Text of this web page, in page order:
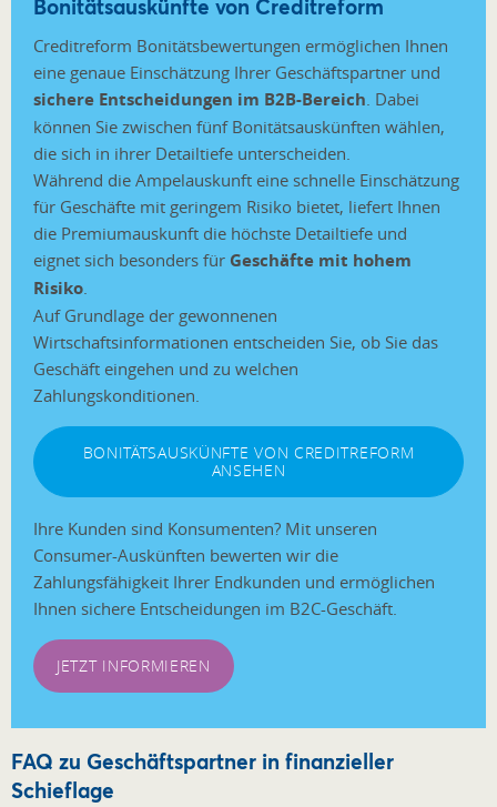
Bonitätsauskünfte von Creditreform
Creditreform Bonitätsbewertungen ermöglichen Ihnen
eine genaue Einschätzung Ihrer Geschäftspartner und
sichere Entscheidungen im B2B-Bereich . Dabei
können Sie zwischen fünf Bonitätsauskünften wählen,
die sich in ihrer Detailtiefe unterscheiden.
Während die Ampelauskunft eine schnelle Einschätzung
für Geschäfte mit geringem Risiko bietet, liefert Ihnen
die Premiumauskunft die höchste Detailtiefe und
eignet sich besonders für Geschäfte mit hohem
Risiko
Auf Grundlage der gewonnenen
Wirtschaftsinformationen entscheiden Sie, ob Sie das
Geschäft eingehen und zu welchen
Zahlungskonditionen.
BONITÄTSAUSKÜNFTE VON CREDITREFORM
ANSEHEN
Ihre Kunden sind Konsumenten? Mit unseren
Consumer-Auskünften bewerten wir die
Zahlungsfähigkeit Ihrer Endkunden und ermöglichen
Ihnen sichere Entscheidungen im B2C-Geschäft.
JETZT INFORMIEREN
FAQ zu Geschäftspartner in finanzieller
Schieflage